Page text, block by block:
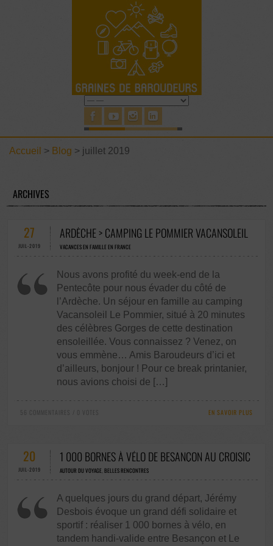
Accueil > Blog > juillet 2019
ARCHIVES
27
JUIL-2019
ARDÈCHE > CAMPING LE POMMIER VACANSOLEIL
VACANCES EN FAMILLE EN FRANCE
Nous avons profité du week-end de la
Pentecôte pour nous évader du côté de
l’Ardèche. Un séjour en famille au camping
Vacansoleil Le Pommier, situé à 20 minutes
des célèbres Gorges de cette destination
ensoleillée. Vous connaissez ? Venez, on
vous emmène… Amis Baroudeurs d’ici et
d’ailleurs, bonjour ! Pour ce break printanier,
nous avions choisi de […]
56 COMMENTAIRES / 0 VOTES EN SAVOIR PLUS
20
JUIL-2019
1 000 BORNES À VÉLO DE BESANÇON AU CROISIC
AUTOUR DU VOYAGE,BELLES RENCONTRES
A quelques jours du grand départ, Jérémy
Desbois évoque un grand défi solidaire et
sportif : réaliser 1 000 bornes à vélo, en
tandem handi-valide entre Besançon et Le